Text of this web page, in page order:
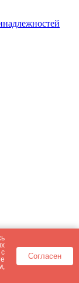
Согласен